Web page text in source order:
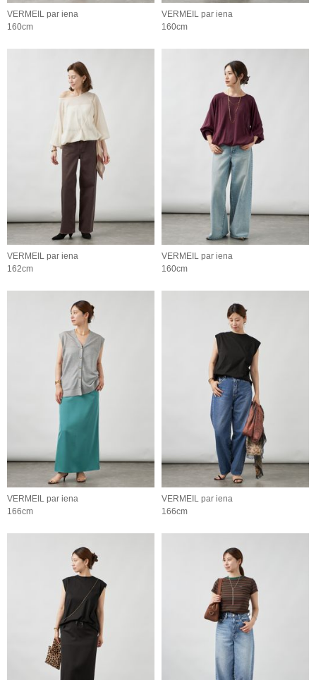
VERMEIL par iena
160cm
VERMEIL par iena
160cm
VERMEIL par iena
162cm
VERMEIL par iena
160cm
VERMEIL par iena
166cm
VERMEIL par iena
166cm